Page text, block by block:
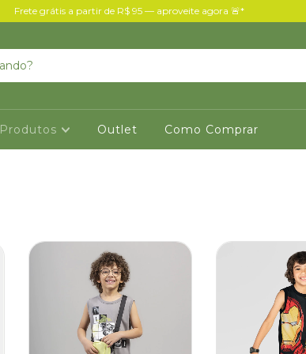
Frete grátis a partir de R$ 95 — aproveite agora 🚨*
Produtos Outlet Como Comprar